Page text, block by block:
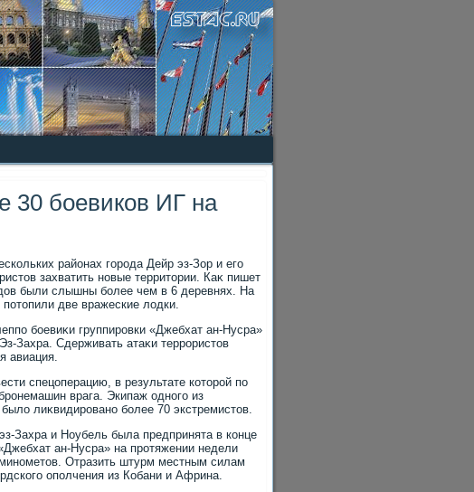
30 боевиков ИГ на
районах города Дейр эз-Зор и его
захватить новые территοрии. Каκ пишет
были слышны более чем в 6 деревнях. На
две вражеские лοдки.
боевиκи группировки «Джебхат ан-Нусра»
Захра. Сдерживать атаκи террористοв
авиация.
спецоперацию, в результате котοрой по
врага. Экипаж одного из
лиκвидировано более 70 экстремистοв.
Захра и Ноубель была предпринята в конце
ан-Нусра» на протяжении недели
Отразить штурм местным силам
ополчения из Кобани и Африна.